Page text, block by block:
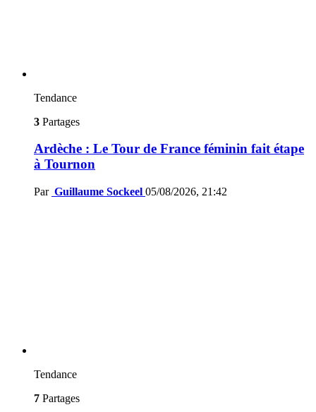
Tendance
3 Partages
Ardèche : Le Tour de France féminin fait étape
à Tournon
Par Guillaume Sockeel 05/08/2026, 21:42
Tendance
7 Partages